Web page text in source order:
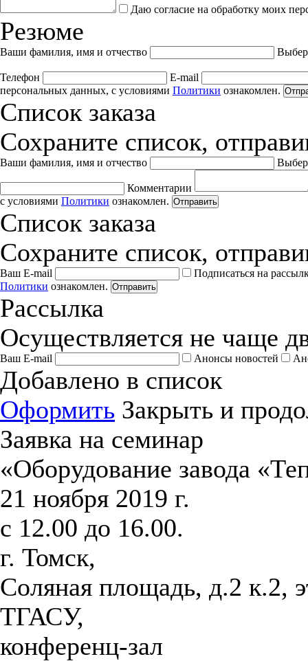
Даю согласие на обработку моих
Резюме
Ваши фамилия, имя и отчество
Телефон
E-mail
персональных данных, с условиями Политики ознакомлен.
Список заказа
Сохраните список,
Ваши фамилия, имя и отчество
Комментарии
с условиями Политики ознакомлен. Отправить
Список заказа
Сохраните список,
Ваш E-mail
Подписаться на
Политики ознакомлен. Отправить
Рассылка
Осуществляется не чаще
Ваш E-mail Анонсы новостей
Добавлено в список
Оформить Закрыть и
Заявка на семинар
«Оборудование завода
21 ноября 2019 г.
с 12.00 до 16.00.
г. Томск,
Соляная площадь, д.2 к.2,
ТГАСУ,
конференц-зал